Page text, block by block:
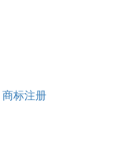
商标注册